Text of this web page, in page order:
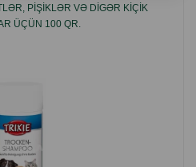
PIŞIKLƏR VƏ DIGƏR KIÇIK
ÜÇÜN 100 QR.